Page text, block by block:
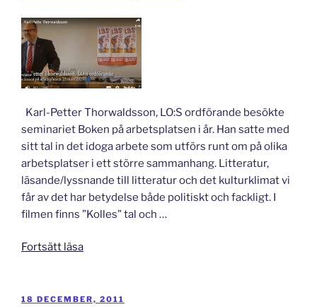
Karl-Petter Thorwaldsson, LO:S ordförande besökte
seminariet Boken på arbetsplatsen i år. Han satte med
sitt tal in det idoga arbete som utförs runt om på olika
arbetsplatser i ett större sammanhang. Litteratur,
läsande/lyssnande till litteratur och det kulturklimat vi
får av det har betydelse både politiskt och fackligt. I
filmen finns ”Kolles” tal och …
Fortsätt läsa”Karl-
om
PUBLICERAT
18 DECEMBER, 2011